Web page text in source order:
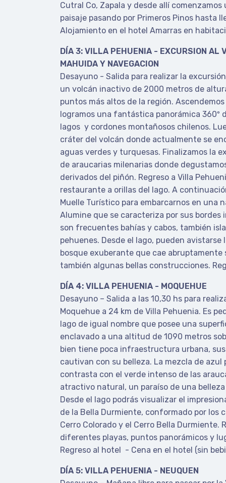
Cutral Co, Zapala y desde allí
paisaje pasando por Primeros Pinos hasta
Alojamiento en el hotel Amarras en
DÍA 3: VILLA PEHUENIA - EXCURSION AL
MAHUIDA Y NAVEGACION
Desayuno - Salida para realizar la
un volcán inactivo de 2000 metros de
puntos más altos de la región.
logramos una fantástica panorámica 360º
lagos y cordones montañosos chilenos.
cráter del volcán donde actualmente se
aguas verdes y turquesas. Finalizamos la
de araucarias milenarias donde
derivados del piñón. Regreso a Villa
restaurante a orillas del lago. A
Muelle Turístico para embarcarnos en una
Alumine que se caracteriza por sus bordes
son frecuentes bahías y cabos, también
pehuenes. Desde el lago, pueden
bosque exuberante que cae abruptamente
también algunas bellas construcciones.
DÍA 4: VILLA PEHUENIA - MOQUEHUE
Desayuno – Salida a las 10,30 hs para
Moquehue a 24 km de Villa Pehuenia. Es
lago de igual nombre que posee una
enclavado a una altitud de 1090 metros
bien tiene poca infraestructura urbana,
cautivan con su belleza. La mezcla de
contrasta con el verde intenso de las
atractivo natural, un paraíso de una
Desde el lago podrás visualizar el
de la Bella Durmiente, conformado por los
Cerro Colorado y el Cerro Bella Durmiente.
diferentes playas, puntos panorámicos y
Regreso al hotel - Cena en el hotel (sin
DÍA 5: VILLA PEHUENIA - NEUQUEN